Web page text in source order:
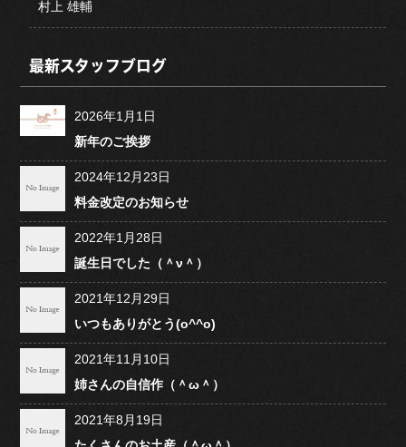
村上 雄輔
最新スタッフブログ
2026年1月1日
新年のご挨拶
2024年12月23日
料金改定のお知らせ
2022年1月28日
誕生日でした（＾ν＾）
2021年12月29日
いつもありがとう(o^^o)
2021年11月10日
姉さんの自信作（＾ω＾）
2021年8月19日